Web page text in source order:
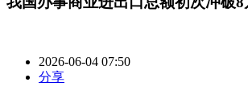
2026-06-04 07:50
分享